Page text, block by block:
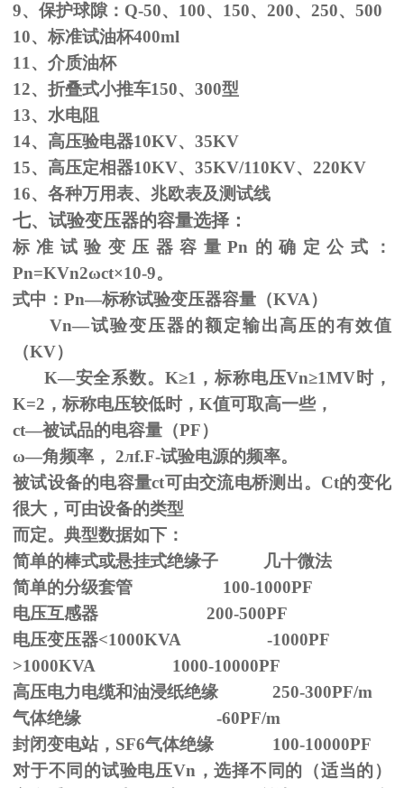
9、保护球隙： Q-50、 100、 150、 200、 250、 500
10、标准试油杯400ml
11、介质油杯
12、折叠式小推车150、 300型
13、水电阻
14、高压验电器10KV、 35KV
15、高压定相器10KV、 35KV/110KV、 220KV
16、各种万用表、兆欧表及测试线
七、试验变压器的容量选择：
标准试验变压器容量Pn 的确定公式：
Pn=KVn2ωct×10-9。
式中： Pn—标称试验变压器容量（KVA）
Vn—试验变压器的额定输出高压的有效值
（KV）
K—安全系数。 K≥1，标称电压Vn≥1MV时，
K=2，标称电压较低时，K值可取高一些，
ct—被试品的电容量（PF）
ω—角频率， 2лf.F-试验电源的频率。
被试设备的电容量ct可由交流电桥测出。Ct的变化
很大，可由设备的类型
而定。典型数据如下：
简单的棒式或悬挂式绝缘子 几十微法
简单的分级套管 100-1000PF
电压互感器 200-500PF
电压变压器<1000KVA -1000PF
>1000KVA 1000-10000PF
高压电力电缆和油浸纸绝缘 250-300PF/m
气体绝缘 -60PF/m
封闭变电站，SF6气体绝缘 100-10000PF
对于不同的试验电压Vn ，选择不同的（适当的）